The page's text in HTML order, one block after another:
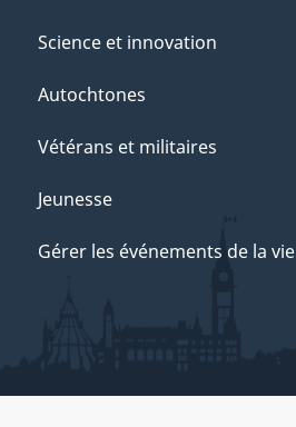
Science et innovation
Autochtones
Vétérans et militaires
Jeunesse
Gérer les événements de la vie